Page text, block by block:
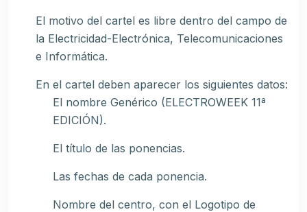
El motivo del cartel es libre dentro del campo de
la Electricidad-Electrónica, Telecomunicaciones
e Informática.
En el cartel deben aparecer los siguientes datos:
El nombre Genérico (ELECTROWEEK 11ª
EDICIÓN).
El título de las ponencias.
Las fechas de cada ponencia.
Nombre del centro, con el Logotipo de